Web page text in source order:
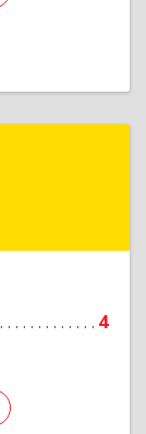
4
р-н,
Подробнее